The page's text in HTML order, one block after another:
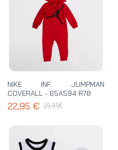
NIKE INF. JUMPMAN
COVERALL - 65A594 R78
22,95 € 29,95€